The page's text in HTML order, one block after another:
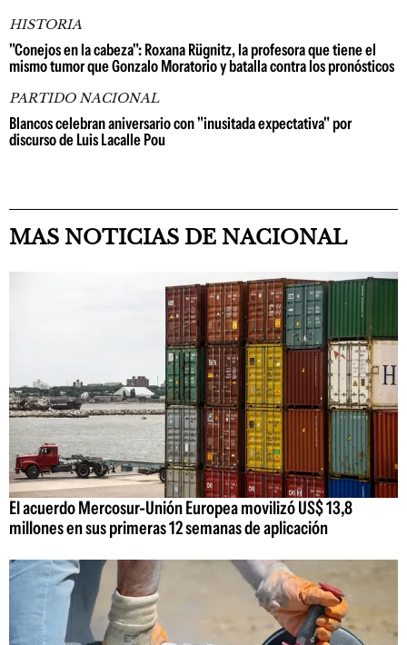
HISTORIA
"Conejos en la cabeza": Roxana Rügnitz, la profesora que tiene el
mismo tumor que Gonzalo Moratorio y batalla contra los pronósticos
PARTIDO NACIONAL
Blancos celebran aniversario con "inusitada expectativa" por
discurso de Luis Lacalle Pou
MAS NOTICIAS DE NACIONAL
El acuerdo Mercosur-Unión Europea movilizó US$ 13,8
millones en sus primeras 12 semanas de aplicación